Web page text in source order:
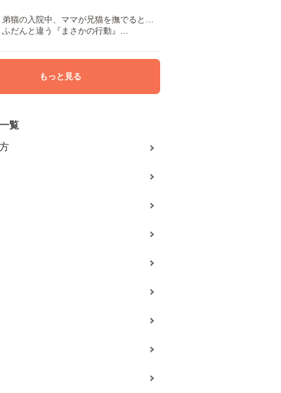
弟猫の入院中、ママが兄猫を撫でると…
ふだんと違う『まさかの行動』…
もっと見る
覧